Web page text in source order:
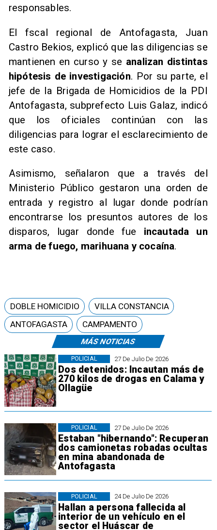
responsables.
El fscal regional de Antofagasta, Juan
Castro Bekios, explicó que las diligencias se
mantienen en curso y se analizan distintas
hipótesis de investigación. Por su parte, el
jefe de la Brigada de Homicidios de la PDI
Antofagasta, subprefecto Luis Galaz, indicó
que los oficiales continúan con las
diligencias para lograr el esclarecimiento de
este caso.
Asimismo, señalaron que a través del
Ministerio Público gestaron una orden de
entrada y registro al lugar donde podrían
encontrarse los presuntos autores de los
disparos, lugar donde fue incautada un
arma de fuego, marihuana y cocaína.
MÁS NOTICIAS
27 De Julio De 2026
Dos detenidos: Incautan más de
270 kilos de drogas en Calama y
Ollagüe
POLICIAL
27 De Julio De 2026
Estaban "hibernando": Recuperan
dos camionetas robadas ocultas
en mina abandonada de
Antofagasta
POLICIAL
24 De Julio De 2026
Hallan a persona fallecida al
interior de un vehículo en el
sector el Huáscar de
POLICIAL
DOBLE HOMICIDIO
VILLA CONSTANCIA
ANTOFAGASTA
CAMPAMENTO